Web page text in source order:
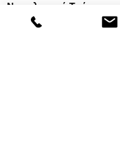
Νοσηλευτικά Τμήματα
Χειμερινό ωράριο: 11.00-13.00